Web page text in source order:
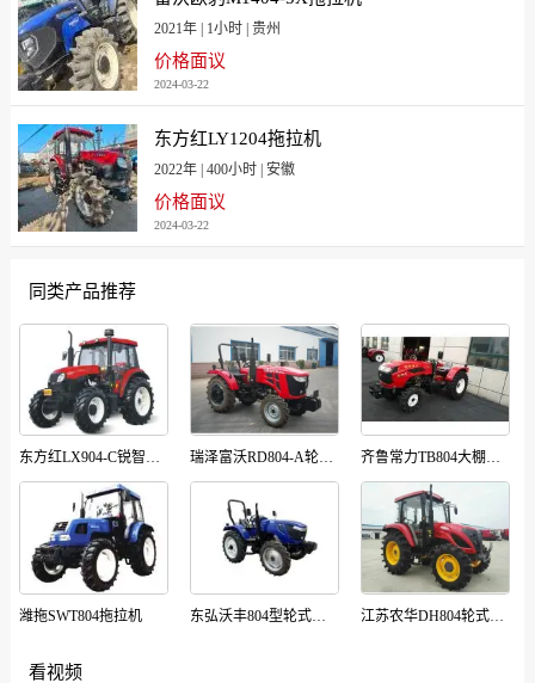
2021年 | 1小时 | 贵州
价格面议
2024-03-22
东方红LY1204拖拉机
2022年 | 400小时 | 安徽
价格面议
2024-03-22
同类产品推荐
东方红LX904-C锐智系列动力换向拖拉机 瑞泽富沃RD804-A轮式拖拉机 齐鲁常力TB804大棚王拖拉机
潍拖SWT804拖拉机 东弘沃丰804型轮式拖拉机 江苏农华DH804轮式拖拉机
看视频